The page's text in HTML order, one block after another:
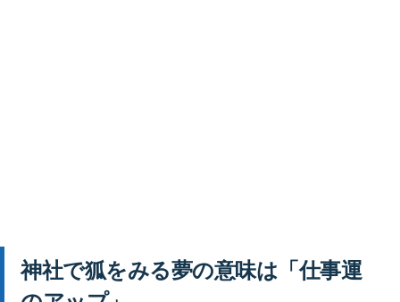
神社で狐をみる夢の意味は「仕事運